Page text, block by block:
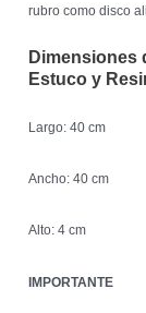
rubro como disco
Dimensiones
Estuco y
Largo: 40 cm
Ancho: 40 cm
Alto: 4 cm
IMPORTANTE